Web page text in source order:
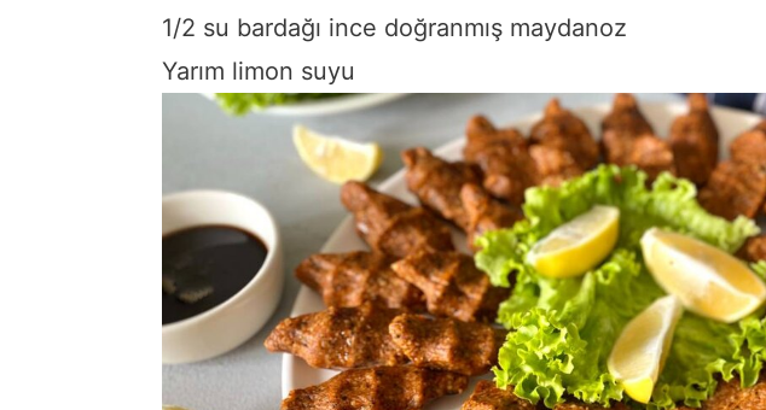
1/2 su bardağı ince doğranmış maydanoz
Yarım limon suyu